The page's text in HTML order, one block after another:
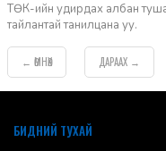
ТӨК-ийн удирдах албан
тайлантай танилцана уу.
← ӨМНӨХ ДАРААХ →
БИДНИЙ ТУХАЙ